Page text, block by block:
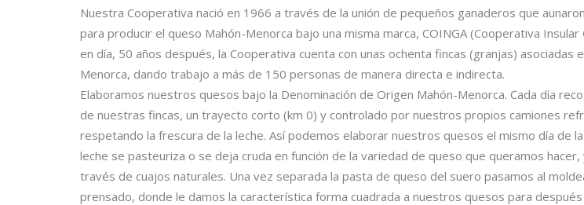
Nuestra Cooperativa nació en 1966 a través de la unión de pequeños ganaderos que
para producir el queso Mahón-Menorca bajo una misma marca, COINGA (Cooperativa Insular
en día, 50 años después, la Cooperativa cuenta con unas ochenta fincas (granjas) asociadas
Menorca, dando trabajo a más de 150 personas de manera directa e indirecta.
Elaboramos nuestros quesos bajo la Denominación de Origen Mahón-Menorca. Cada día
de nuestras fincas, un trayecto corto (km 0) y controlado por nuestros propios camiones
respetando la frescura de la leche. Así podemos elaborar nuestros quesos el mismo día de
leche se pasteuriza o se deja cruda en función de la variedad de queso que queramos
través de cuajos naturales. Una vez separada la pasta de queso del suero pasamos al
prensado, donde le damos la característica forma cuadrada a nuestros quesos para